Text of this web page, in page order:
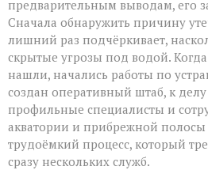
предварительным выводам, его
Сначала обнаружить причину
лишний раз подчёркивает,
скрытые угрозы под водой.
нашли, начались работы по
создан оперативный штаб, к
профильные специалисты и
акватории и прибрежной
трудоёмкий процесс, который
сразу нескольких служб.